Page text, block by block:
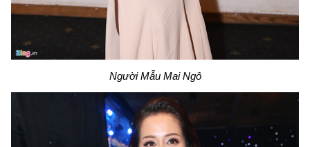
Người Mẫu Mai Ngô